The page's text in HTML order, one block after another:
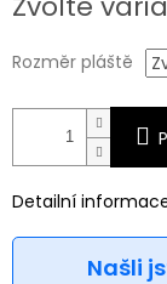
cena:
Rozměr pláště
Detailní
Našli